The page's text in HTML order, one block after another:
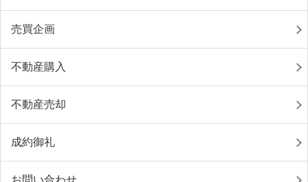
売買企画
不動産購入
不動産売却
成約御礼
お問い合わせ